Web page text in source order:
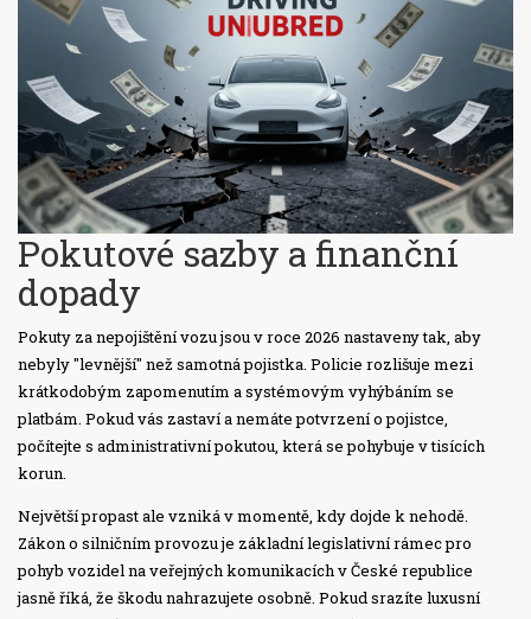
Pokutové sazby a finanční
dopady
Pokuty za nepojištění vozu jsou v roce 2026 nastaveny tak, aby
nebyly "levnější" než samotná pojistka. Policie rozlišuje mezi
krátkodobým zapomenutím a systémovým vyhýbáním se
platbám. Pokud vás zastaví a nemáte potvrzení o pojistce,
počítejte s administrativní pokutou, která se pohybuje v tisících
korun.
Největší propast ale vzniká v momentě, kdy dojde k nehodě.
Zákon o silničním provozuje základní legislativní rámec pro
pohyb vozidel na veřejných komunikacích v České republice
jasně říká, že škodu nahrazujete osobně. Pokud srazíte luxusní